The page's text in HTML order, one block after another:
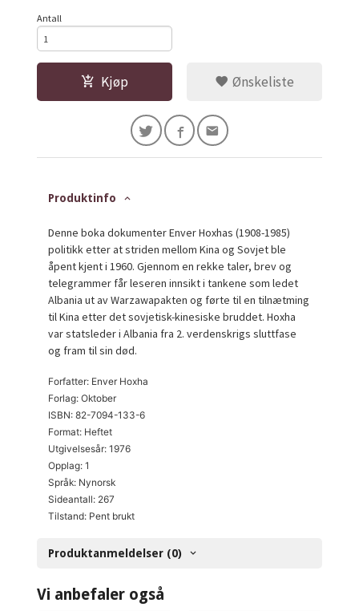
Antall
Kjøp Ønskeliste
Produktinfo
Denne boka dokumenter Enver Hoxhas (1908-1985)
politikk etter at striden mellom Kina og Sovjet ble
åpent kjent i 1960. Gjennom en rekke taler, brev og
telegrammer får leseren innsikt i tankene som ledet
Albania ut av Warzawapakten og førte til en tilnætming
til Kina etter det sovjetisk-kinesiske bruddet. Hoxha
var statsleder i Albania fra 2. verdenskrigs sluttfase
og fram til sin død.
Forfatter: Enver Hoxha
Forlag: Oktober
ISBN: 82-7094-133-6
Format: Heftet
Utgivelsesår: 1976
Opplag: 1
Språk: Nynorsk
Sideantall: 267
Tilstand: Pent brukt
Produktanmeldelser (0)
Vi anbefaler også